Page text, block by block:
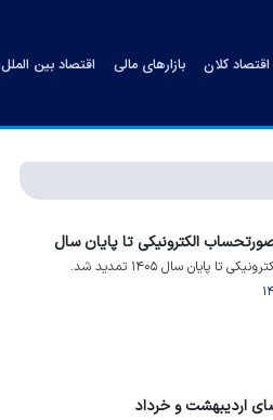
اقتصاد کلان بازارهای مالی اقتصاد بین الملل
الکترونیکی تا پایان سال
پایان سال ۱۴۰۵ تمدید شد.
اردیبهشت و خرداد